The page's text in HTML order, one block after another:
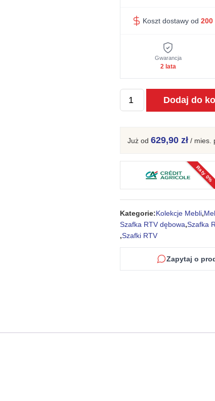
Koszt dostawy od 200
Gwarancja
2 lata
ilość
Szafka
165
tabacco
półki
Dodaj do
Już od 629,90 zł / mies.
Raty 0%
Kategorie:Kolekcje Mebli,
Szafka RTV dębowa,Szafka
,Szafki RTV
Zapytaj o